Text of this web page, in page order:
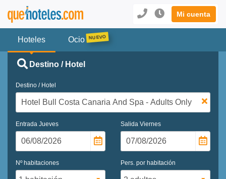
Mi cuenta
Hoteles Ocio
Destino / Hotel
Destino / Hotel
Entrada Jueves Salida Viernes
Nº habitaciones Pers. por habitación